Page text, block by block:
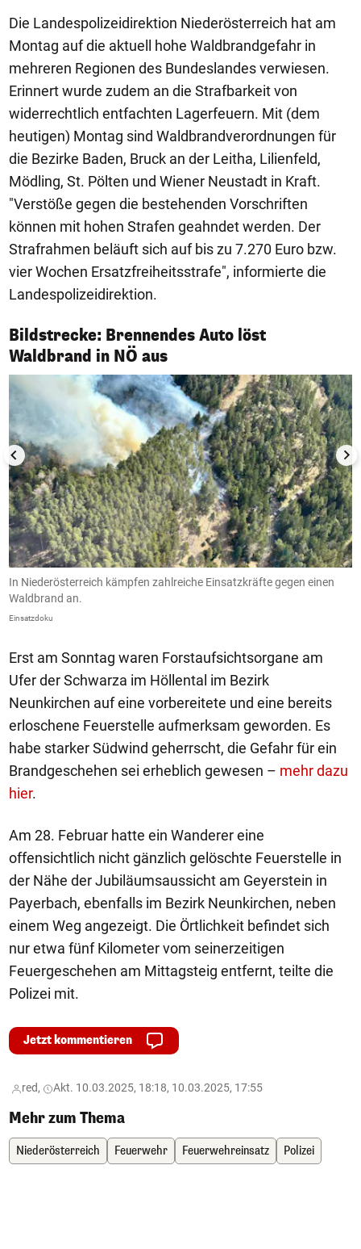
Die Landespolizeidirektion Niederösterreich hat am
Montag auf die aktuell hohe Waldbrandgefahr in
mehreren Regionen des Bundeslandes verwiesen.
Erinnert wurde zudem an die Strafbarkeit von
widerrechtlich entfachten Lagerfeuern. Mit (dem
heutigen) Montag sind Waldbrandverordnungen für
die Bezirke Baden, Bruck an der Leitha, Lilienfeld,
Mödling, St. Pölten und Wiener Neustadt in Kraft.
"Verstöße gegen die bestehenden Vorschriften
können mit hohen Strafen geahndet werden. Der
Strafrahmen beläuft sich auf bis zu 7.270 Euro bzw.
vier Wochen Ersatzfreiheitsstrafe", informierte die
Landespolizeidirektion.
Bildstrecke: Brennendes Auto löst
Waldbrand in NÖ aus
1/7
In Niederösterreich kämpfen zahlreiche Einsatzkräfte gegen einen
Waldbrand an.
Einsatzdoku
Erst am Sonntag waren Forstaufsichtsorgane am
Ufer der Schwarza im Höllental im Bezirk
Neunkirchen auf eine vorbereitete und eine bereits
erloschene Feuerstelle aufmerksam geworden. Es
habe starker Südwind geherrscht, die Gefahr für ein
Brandgeschehen sei erheblich gewesen – mehr dazu
hier.
Am 28. Februar hatte ein Wanderer eine
offensichtlich nicht gänzlich gelöschte Feuerstelle in
der Nähe der Jubiläumsaussicht am Geyerstein in
Payerbach, ebenfalls im Bezirk Neunkirchen, neben
einem Weg angezeigt. Die Örtlichkeit befindet sich
nur etwa fünf Kilometer vom seinerzeitigen
Feuergeschehen am Mittagsteig entfernt, teilte die
Polizei mit.
Jetzt kommentieren
red, Akt. 10.03.2025, 18:18, 10.03.2025, 17:55
Mehr zum Thema
Niederösterreich Feuerwehr Feuerwehreinsatz Polizei